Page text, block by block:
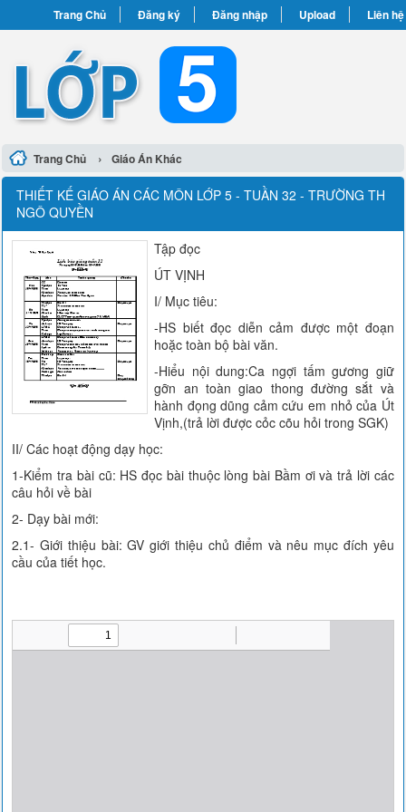
Trang Chủ Đăng ký Đăng nhập Upload Liên hệ
Trang Chủ › Giáo Án Khác
THIẾT KẾ GIÁO ÁN CÁC MÔN LỚP 5 - TUẦN 32 - TRƯỜNG TH
NGÔ QUYỀN
Tập đọc
ÚT VỊNH
I/ Mục tiêu:
-HS biết đọc diễn cảm được một đoạn
hoặc toàn bộ bài văn.
-Hiểu nội dung:Ca ngợi tấm gương giữ
gỡn an toàn giao thong đường sắt và
hành đọng dũng cảm cứu em nhỏ của Út
Vịnh,(trả lời được cỏc cõu hỏi trong SGK)
II/ Các hoạt động dạy học:
1-Kiểm tra bài cũ: HS đọc bài thuộc lòng bài Bầm ơi và trả lời các
câu hỏi về bài
2- Dạy bài mới:
2.1- Giới thiệu bài: GV giới thiệu chủ điểm và nêu mục đích yêu
cầu của tiết học.